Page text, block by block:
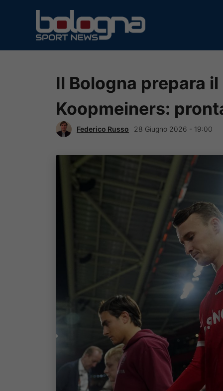
contenuto
Il Bologna prepara
Koopmeiners:
Federico Russo 28 Giugno 2026 - 19:00